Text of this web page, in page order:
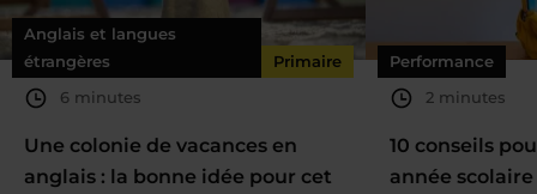
Anglais et langues
étrangères
Primaire
6 minutes
Une colonie de vacances en
anglais : la bonne idée pour cet
Performance
2 minutes
10 conseils
année